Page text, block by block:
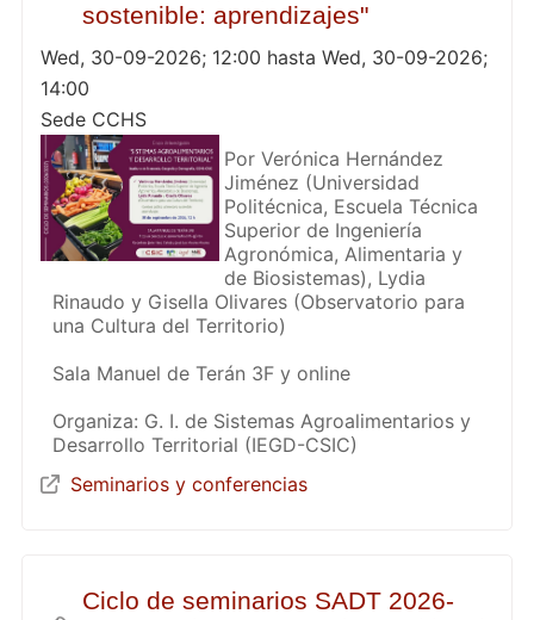
sostenible: aprendizajes"
Wed, 30-09-2026; 12:00 hasta Wed, 30-09-2026;
14:00
Sede CCHS
Por Verónica Hernández
Jiménez (Universidad
Politécnica, Escuela Técnica
Superior de Ingeniería
Agronómica, Alimentaria y
de Biosistemas), Lydia
Rinaudo y Gisella Olivares (Observatorio para
una Cultura del Territorio)
Sala Manuel de Terán 3F y online
Organiza: G. I. de Sistemas Agroalimentarios y
Desarrollo Territorial (IEGD-CSIC)
Seminarios y conferencias
Ciclo de seminarios SADT 2026-